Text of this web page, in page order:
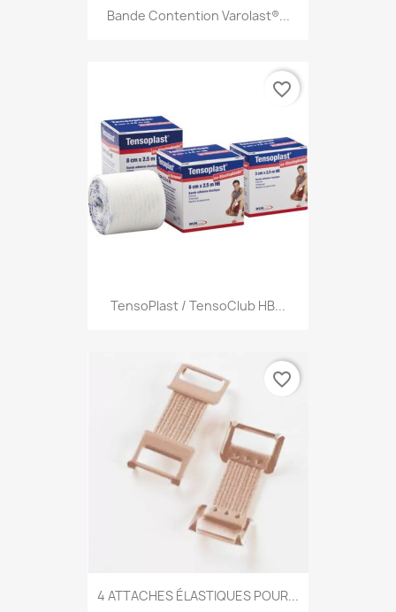
Bande Contention Varolast®...
TensoPlast / TensoClub HB...
favorite_border
4 ATTACHES ÉLASTIQUES POUR...
favorite_border